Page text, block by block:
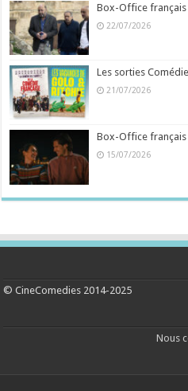
Box-Office français
22/07/2026
Les sorties
21/07/2026
Box-Office français
15/07/2026
© CineComedies 2014-2025
Nous